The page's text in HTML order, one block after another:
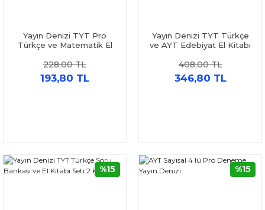
Yayın Denizi TYT Pro
Türkçe ve Matematik El
228,00 TL
193,80 TL
Yayın Denizi TYT Türkçe
ve AYT Edebiyat El Kitabı
408,00 TL
346,80 TL
%15 %15